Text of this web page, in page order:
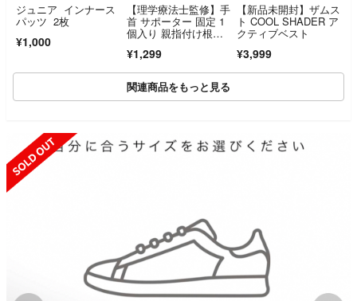
ジュニア インナース
パッツ 2枚
¥1,000
【理学療法士監修】手
首 サポーター 固定 1
個入り 親指付け根サ
¥1,299
【新品未開封】ザムス
ト COOL SHADER ア
クティブベスト
¥3,999
関連商品をもっと見る
SOLD OUT